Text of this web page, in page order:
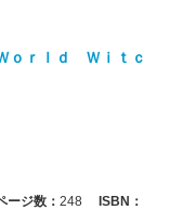
ｏｒｌｄ Ｗｉｔｃ
ージ数： 248
ISBN：